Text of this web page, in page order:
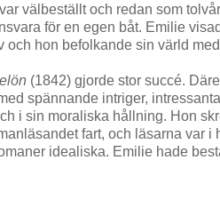
välbeställt och redan som
för en egen båt. Emilie
hon befolkande sin värld
(1842) gjorde stor succé.
spännande intriger,
i sin moraliska hållning. Hon
fart, och läsarna var
idealiska. Emilie hade